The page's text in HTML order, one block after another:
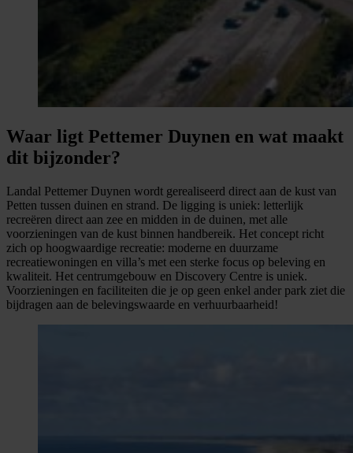
Waar ligt Pettemer Duynen en wat maakt
dit bijzonder?
Landal Pettemer Duynen wordt gerealiseerd direct aan de kust van
Petten tussen duinen en strand. De ligging is uniek: letterlijk
recreëren direct aan zee en midden in de duinen, met alle
voorzieningen van de kust binnen handbereik. Het concept richt
zich op hoogwaardige recreatie: moderne en duurzame
recreatiewoningen en villa’s met een sterke focus op beleving en
kwaliteit. Het centrumgebouw en Discovery Centre is uniek.
Voorzieningen en faciliteiten die je op geen enkel ander park ziet die
bijdragen aan de belevingswaarde en verhuurbaarheid!